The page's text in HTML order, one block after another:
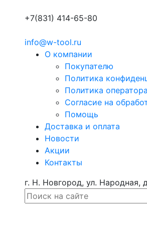
+7(831) 414-65-80
info@w-tool.ru
О компании
Покупателю
Политика
Политика
Согласие на
Помощь
Доставка и оплата
Новости
Акции
Контакты
г. Н. Новгород, ул. Народная,